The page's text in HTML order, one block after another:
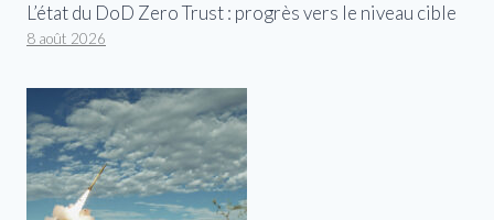
L’état du DoD Zero Trust : progrès vers le niveau cible
8 août 2026